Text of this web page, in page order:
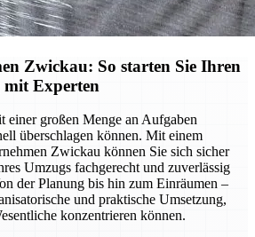
Zwickau: So starten Sie Ihren
mit Experten
einer großen Menge an Aufgaben
überschlagen können. Mit einem
Zwickau können Sie sich sicher
Umzugs fachgerecht und zuverlässig
der Planung bis hin zum Einräumen –
und praktische Umsetzung,
konzentrieren können.